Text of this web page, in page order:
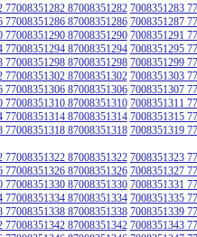
77008351282 87008351282 7008351283
77008351286 87008351286 7008351287
77008351290 87008351290 7008351291
77008351294 87008351294 7008351295
77008351298 87008351298 7008351299
77008351302 87008351302 7008351303
77008351306 87008351306 7008351307
77008351310 87008351310 7008351311
77008351314 87008351314 7008351315
77008351318 87008351318 7008351319
77008351322 87008351322 7008351323
77008351326 87008351326 7008351327
77008351330 87008351330 7008351331
77008351334 87008351334 7008351335
77008351338 87008351338 7008351339
77008351342 87008351342 7008351343